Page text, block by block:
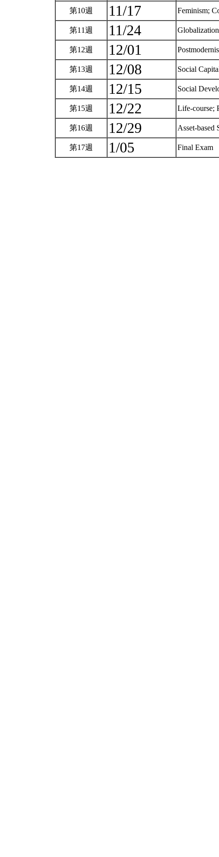
第10週 11/17 Feminism;
第11週 11/24
第12週 12/01
第13週 12/08 Social
第14週 12/15 Social
第15週 12/22 Life-course;
第16週 12/29 Asset-
第17週 1/05 Final Exam